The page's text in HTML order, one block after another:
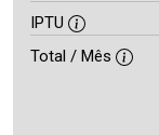
IPTU
Total / Mês